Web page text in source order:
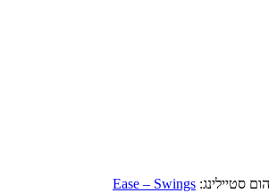
הום סטיילינג: Ease – Swings